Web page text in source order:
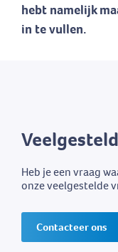
hebt namelijk
in te vullen.
Heb je een vraag
onze veelgestelde
Contacteer ons